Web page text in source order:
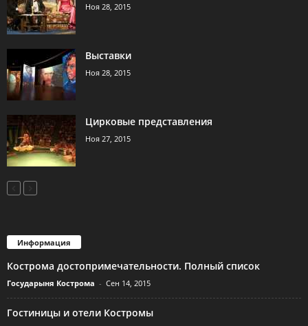
Ноя 28, 2015
Выставки
Ноя 28, 2015
Цирковые представления
Ноя 27, 2015
Информация
Кострома достопримечательности. Полный список
Государыня Кострома - Сен 14, 2015
Гостиницы и отели Костромы